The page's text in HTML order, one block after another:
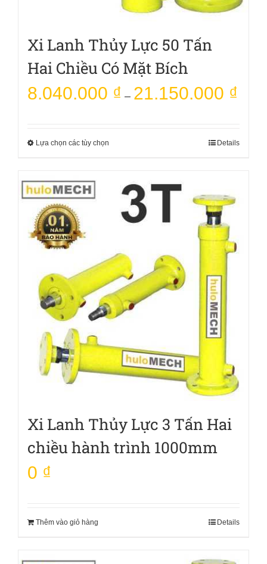
Xi Lanh Thủy Lực 50 Tấn
Hai Chiều Có Mặt Bích
8.040.000 ₫ – 21.150.000 ₫
Lựa chọn các tùy chọn Details
Xi Lanh Thủy Lực 3 Tấn Hai
chiều hành trình 1000mm
0 ₫
Thêm vào giỏ hàng Details